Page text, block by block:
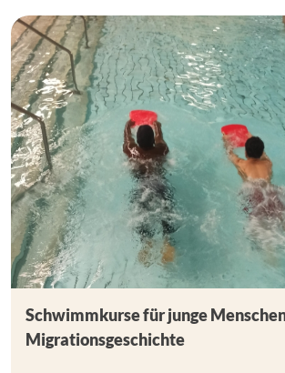
Schwimmkurse für junge
Migrationsgeschichte